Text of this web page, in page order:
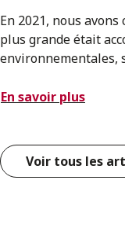
En 2021, nous
plus grande était
environnementales,
En savoir plus
Voir tous les